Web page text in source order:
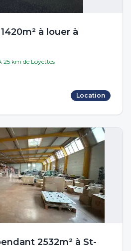
à louer à
25 km de Loyettes
Location
2532m² à St-